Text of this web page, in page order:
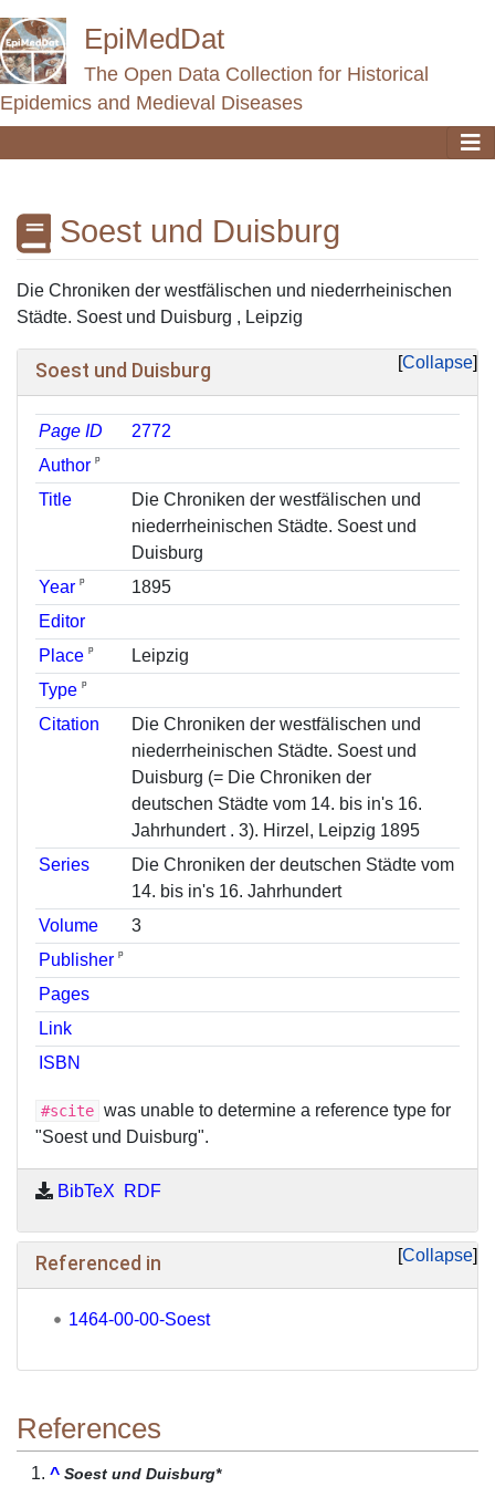
EpiMedDat
The Open Data Collection for Historical
Epidemics and Medieval Diseases
Soest und Duisburg
Jump to:navigation ,search
Die Chroniken der westfälischen und niederrheinischen
Städte. Soest und Duisburg , Leipzig
Collapse
Soest und Duisburg
Page ID
2772
Author ᵖ
Title
Die Chroniken der westfälischen und
niederrheinischen Städte. Soest und
Duisburg
Year ᵖ
1895
Editor
Place ᵖ
Leipzig
Type ᵖ
Citation
Die Chroniken der westfälischen und
niederrheinischen Städte. Soest und
Duisburg (= Die Chroniken der
deutschen Städte vom 14. bis in's 16.
Jahrhundert . 3). Hirzel, Leipzig 1895
Series
Die Chroniken der deutschen Städte vom
14. bis in's 16. Jahrhundert
Volume
3
Publisher ᵖ
Pages
Link
ISBN
#scite was unable to determine a reference type for
"Soest und Duisburg".
BibTeX RDF
Collapse
Referenced in
1464-00-00-Soest
References
^ Soest und Duisburg*